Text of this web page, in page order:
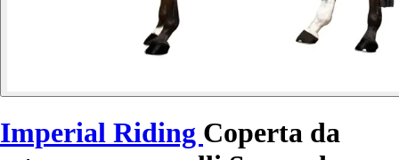
Imperial Riding Coperta da